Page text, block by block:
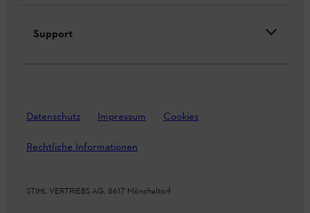
Support
Datenschutz Impressum Cookies
Rechtliche Informationen
STIHL VERTRIEBS AG, 8617 Mönchaltorf